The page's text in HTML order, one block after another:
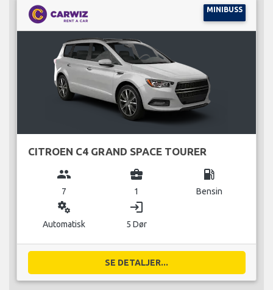
MINIBUSS
CITROEN C4 GRAND SPACE TOURER
group
7
business_center
1
local_gas_station
Bensin
miscellaneous_services
Automatisk
login
5 Dør
SE DETALJER...